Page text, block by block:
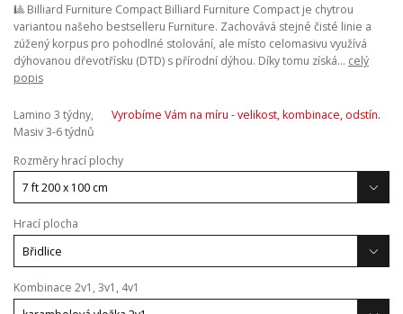
🎱 Billiard Furniture Compact Billiard Furniture Compact je chytrou
variantou našeho bestselleru Furniture. Zachovává stejné čisté linie a
zúžený korpus pro pohodlné stolování, ale místo celomasivu využívá
dýhovanou dřevotřísku (DTD) s přírodní dýhou. Díky tomu získá... celý
popis
Lamino 3 týdny,
Masiv 3-6 týdnů
Vyrobíme Vám na míru - velikost, kombinace, odstín.
Rozměry hrací plochy
Hrací plocha
Kombinace 2v1, 3v1, 4v1